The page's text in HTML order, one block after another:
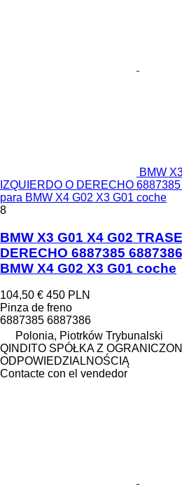
BMW
IZQUIERDO O DERECHO
para BMW X4 G02 X3 G01 coche
8
BMW X3 G01 X4 G02
DERECHO 6887385
BMW X4 G02 X3 G01 coche
104,50 € 450 PLN
Pinza de freno
6887385 6887386
Polonia, Piotrków Trybunalski
QINDITO SPÓŁKA Z
ODPOWIEDZIALNOŚCIĄ
Contacte con el vendedor